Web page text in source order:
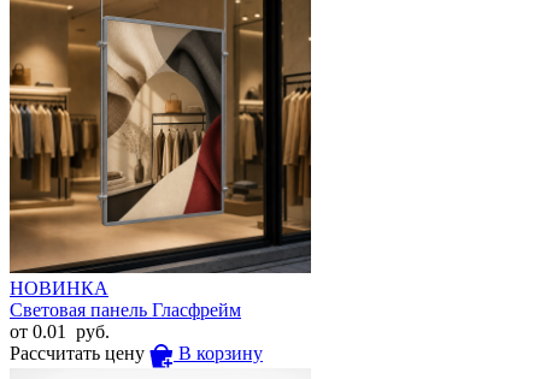
НОВИНКА
Световая панель Гласфрейм
от 0.01
руб.
Рассчитать цену
В корзину